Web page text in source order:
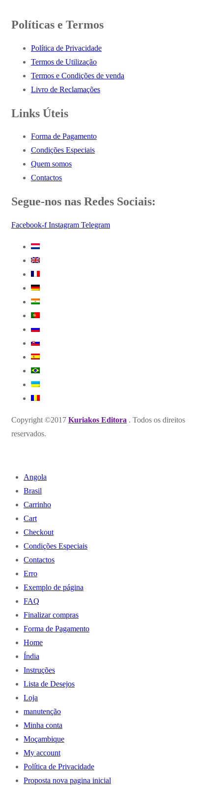
Políticas e Termos
Política de Privacidade
Termos de Utilização
Termos e Condições de venda
Livro de Reclamações
Links Úteis
Forma de Pagamento
Condições Especiais
Quem somos
Contactos
Segue-nos nas Redes Sociais:
Facebook-f Instagram Telegram
Copyright ©2017 Kuriakos Editora . Todos os direitos
reservados.
Angola
Brasil
Carrinho
Cart
Checkout
Condições Especiais
Contactos
Erro
Exemplo de página
FAQ
Finalizar compras
Forma de Pagamento
Home
Índia
Instruções
Lista de Desejos
Loja
manutenção
Minha conta
Moçambique
My account
Política de Privacidade
Proposta nova pagina inicial